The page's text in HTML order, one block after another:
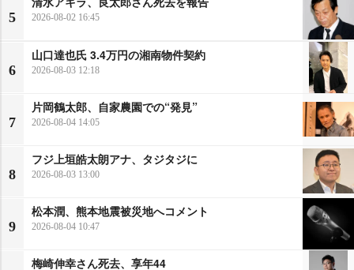
5 2026-08-02 16:45
6
山口達也氏 3.4万円の湘南物件契約
2026-08-03 12:18
7
片岡鶴太郎、自家農園での“発見”
2026-08-04 14:05
8
フジ上垣皓太朗アナ、タジタジに
2026-08-03 13:00
9
松本潤、熊本地震被災地へコメント
2026-08-04 10:47
梅崎伸幸さん死去、享年44